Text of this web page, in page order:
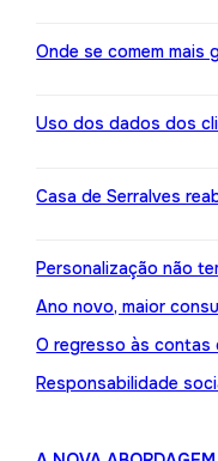
Onde se comem mais
Uso dos dados dos
Casa de Serralves
Personalização não
Ano novo, maior
O regresso às contas
Responsabilidade